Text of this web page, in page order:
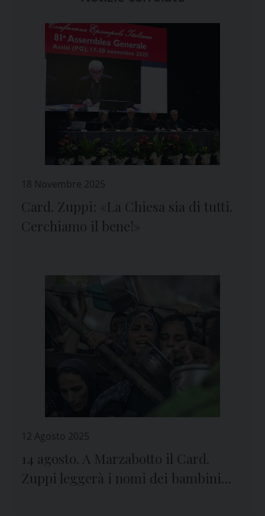
18 Novembre 2025
Card. Zuppi: «La Chiesa sia di tutti.
Cerchiamo il bene!»
12 Agosto 2025
14 agosto. A Marzabotto il Card.
Zuppi leggerà i nomi dei bambini